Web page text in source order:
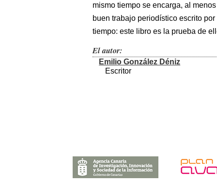
mismo tiempo se encarga, al
buen trabajo periodístico escrito
tiempo: este libro es la prueba de
El autor:
Emilio González Déniz
Escritor